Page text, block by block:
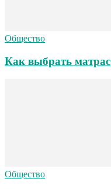
Общество
Как выбрать матрас
Общество